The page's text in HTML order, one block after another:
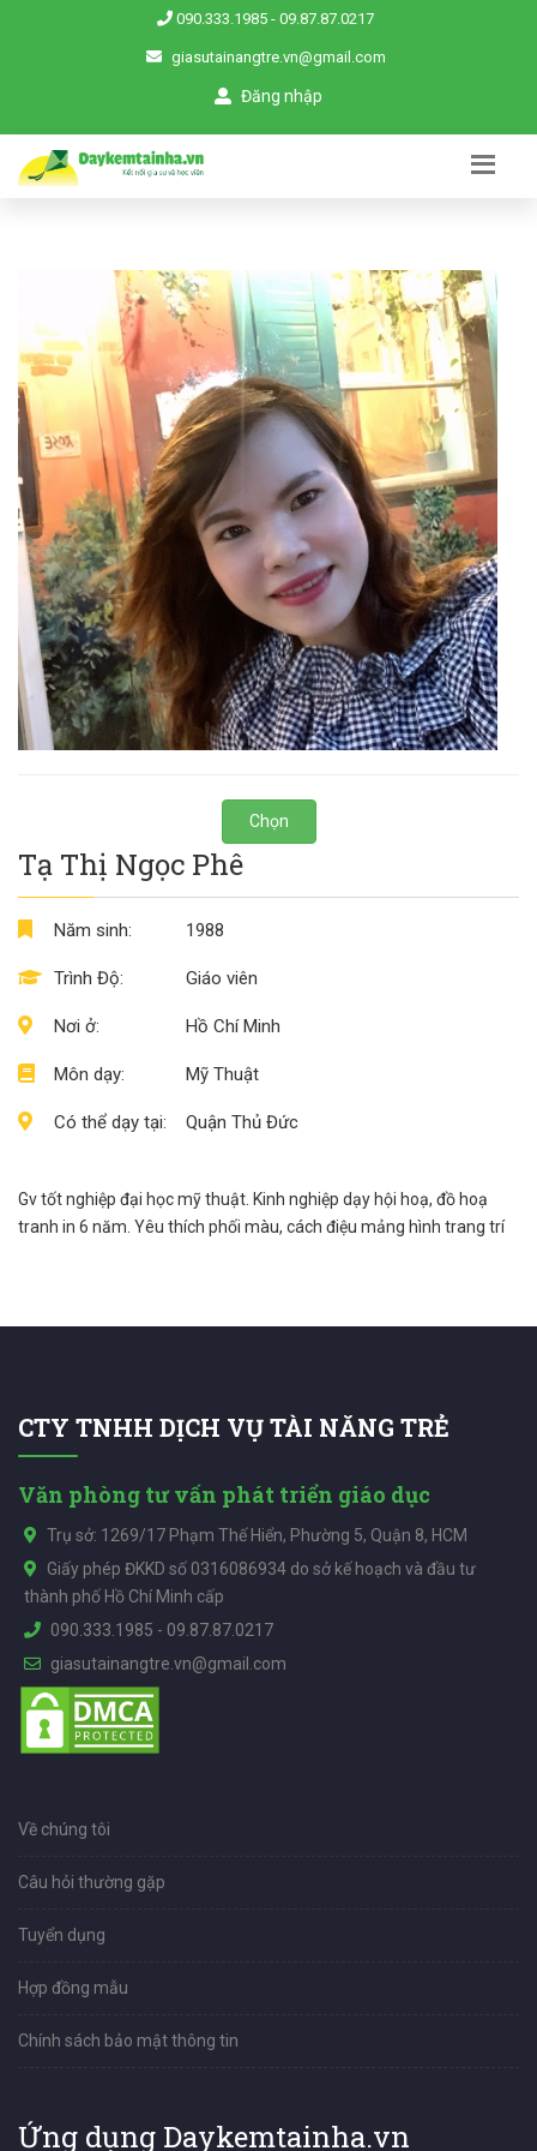
090.333.1985 - 09.87.87.0217
giasutainangtre.vn@gmail.com
Đăng nhập
Chọn
Tạ Thị Ngọc Phê
Năm sinh:
Trình Độ:
Nơi ở:
Môn dạy:
Có thể dạy tại:
1988
Giáo viên
Hồ Chí Minh
Mỹ Thuật
Quận Thủ Đức
Gv tốt nghiệp đại học mỹ thuật. Kinh nghiệp dạy hội hoạ, đồ hoạ
tranh in 6 năm. Yêu thích phối màu, cách điệu mảng hình trang trí
CTY TNHH DỊCH VỤ TÀI NĂNG TRẺ
Văn phòng tư vấn phát triển giáo dục
Trụ sở: 1269/17 Phạm Thế Hiển, Phường 5, Quận 8, HCM
Giấy phép ĐKKD số 0316086934 do sở kế hoạch và đầu tư
thành phố Hồ Chí Minh cấp
090.333.1985 - 09.87.87.0217
giasutainangtre.vn@gmail.com
Về chúng tôi
Câu hỏi thường gặp
Tuyển dụng
Hợp đồng mẫu
Chính sách bảo mật thông tin
Ứng dụng Daykemtainha.vn